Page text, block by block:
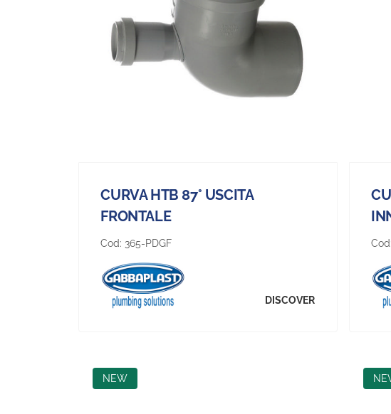
CURVA HTB 87° USCITA
FRONTALE
Cod: 365-PDGF
DISCOVER
Cod:
NEW